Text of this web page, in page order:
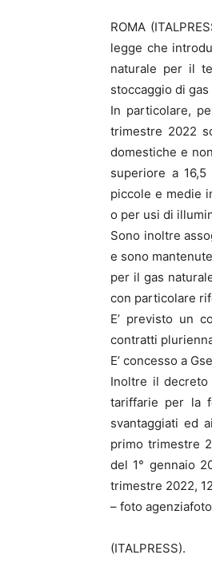
ROMA
legge che
naturale per il
stoccaggio di gas
In particolare,
trimestre 2022
domestiche e
superiore a
piccole e medie
o per usi di
Sono inoltre
e sono
per il gas
con particolare
E’ previsto un
contratti
E’ concesso a
Inoltre il decreto
tariffarie per la
svantaggiati ed
primo trimestre
del 1° gennaio
trimestre 2022,
– foto
(ITALPRESS).